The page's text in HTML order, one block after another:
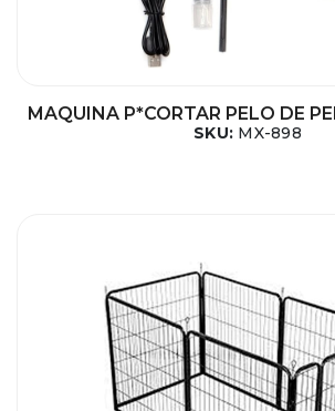
MAQUINA P*CORTAR PELO DE
SKU: MX-898